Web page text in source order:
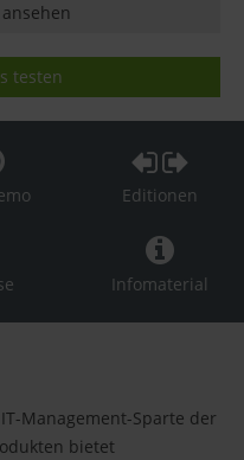
testen
Editionen
Infomaterial
Management-Sparte der
bietet